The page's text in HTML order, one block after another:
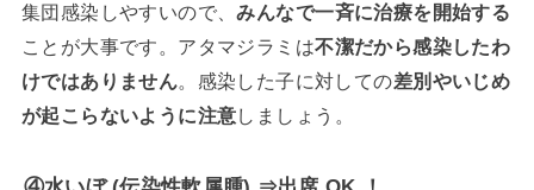
集団感染しやすいので、みんなで一斉に治療を開始する
ことが大事です。アタマジラミは不潔だから感染したわ
けではありません。感染した子に対しての差別やいじめ
が起こらないように注意しましょう。